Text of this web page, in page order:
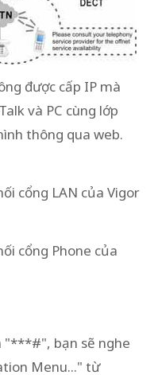
được cấp IP mà
và PC cùng lớp
thông qua web.
cổng LAN của Vigor
cổng Phone của
"***#", bạn sẽ nghe
Menu..." từ